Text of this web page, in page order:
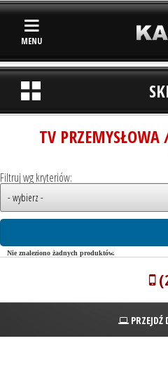
MENU
TV
Filtruj wg kryteriów:
Nie znaleziono żadnych produktów.
PRZEJDŹ